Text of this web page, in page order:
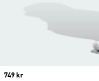
Price
749 kr